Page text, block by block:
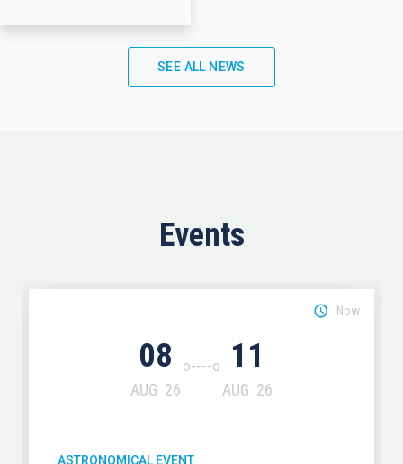
SEE ALL NEWS
Events
08
AUG 26
11
AUG 26
Now
ASTRONOMICAL EVENT